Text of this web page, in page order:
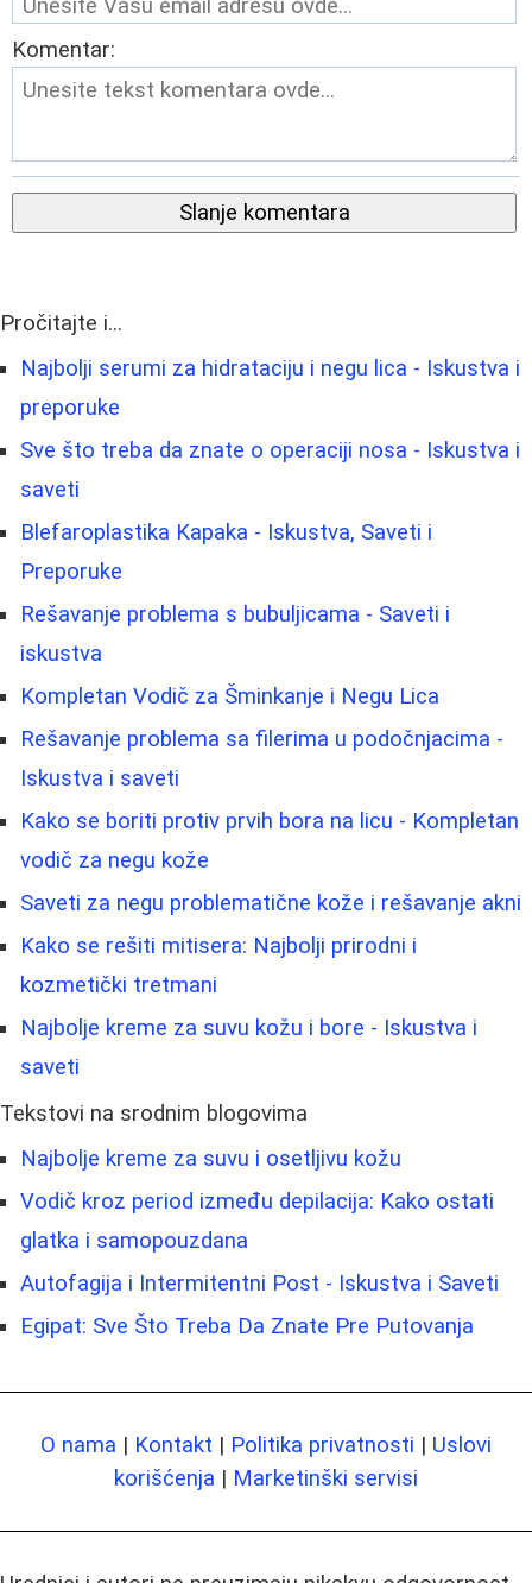
Komentar:
Slanje komentara
Pročitajte i...
Najbolji serumi za hidrataciju i negu lica - Iskustva i
preporuke
Sve što treba da znate o operaciji nosa - Iskustva i
saveti
Blefaroplastika Kapaka - Iskustva, Saveti i
Preporuke
Rešavanje problema s bubuljicama - Saveti i
iskustva
Kompletan Vodič za Šminkanje i Negu Lica
Rešavanje problema sa filerima u podočnjacima -
Iskustva i saveti
Kako se boriti protiv prvih bora na licu - Kompletan
vodič za negu kože
Saveti za negu problematične kože i rešavanje akni
Kako se rešiti mitisera: Najbolji prirodni i
kozmetički tretmani
Najbolje kreme za suvu kožu i bore - Iskustva i
saveti
Tekstovi na srodnim blogovima
Najbolje kreme za suvu i osetljivu kožu
Vodič kroz period između depilacija: Kako ostati
glatka i samopouzdana
Autofagija i Intermitentni Post - Iskustva i Saveti
Egipat: Sve Što Treba Da Znate Pre Putovanja
O nama | Kontakt | Politika privatnosti | Uslovi
korišćenja | Marketinški servisi